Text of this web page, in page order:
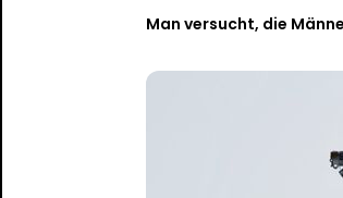
Man versucht, die